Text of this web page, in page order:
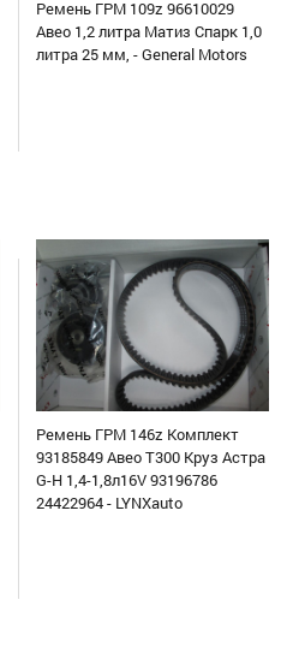
Ремень ГРМ 109z 96610029
Авео 1,2 литра Матиз Спарк 1,0
литра 25 мм, - General Motors
Ремень ГРМ 146z Комплект
93185849 Авео Т300 Круз Астра
G-H 1,4-1,8л16V 93196786
24422964 - LYNXauto